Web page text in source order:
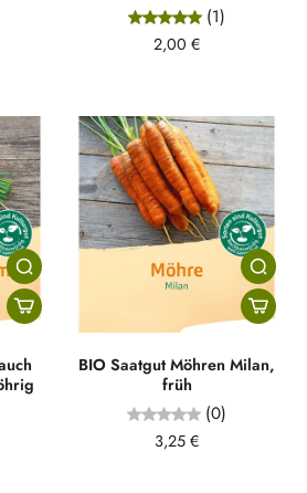
(1)
2,00 €
BIO Saatgut Möhren Milan,
früh
(0)
3,25 €